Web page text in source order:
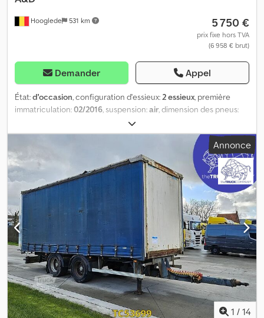
Hooglede 531 km 5 750 €
prix fixe hors TVA
(6 958 € brut)
Demander Appel
État:d'occasion, configuration d'essieux:2 essieux, première
immatriculation:02/2016, suspension:air, dimension des pneus:
, Année de construction:
Dimensions des pneus : 385/65 R22.5 Marque des essieux : SAF
Freins : freins à disque Suspension : suspension pneumatique
Essieu arrière 1 : profondeur des sculptures des pneus, côté
gauche : 14 mm ; profondeur des sculptures des pneus, côté droit
: 14 mm Essieu arrière 2 : profondeur des sculptures des pneus,
côté gauche : 14 mm ; profondeur des sculptures des pneus, côté
droit : 14 mm Dommages : aucun Dedezrbaaopfx Ai Isck
Annonce
1 / 14